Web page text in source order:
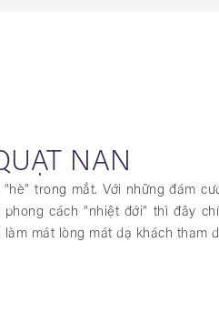
NAN
trong mắt. Với những đám
cách “nhiệt đới” thì đây
mát lòng mát dạ khách tham